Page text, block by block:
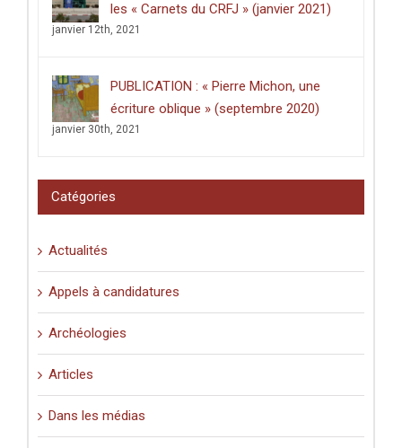
les « Carnets du CRFJ » (janvier 2021)
janvier 12th, 2021
PUBLICATION : « Pierre Michon, une
écriture oblique » (septembre 2020)
janvier 30th, 2021
Catégories
Actualités
Appels à candidatures
Archéologies
Articles
Dans les médias